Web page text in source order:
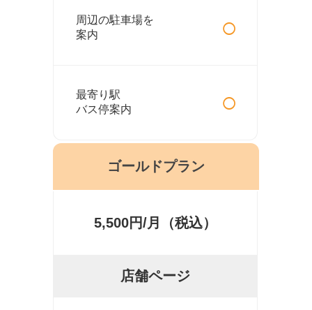
周辺の駐車場を
案内
○
最寄り駅
バス停案内
○
ゴールドプラン
5,500円/月（税込）
店舗ページ